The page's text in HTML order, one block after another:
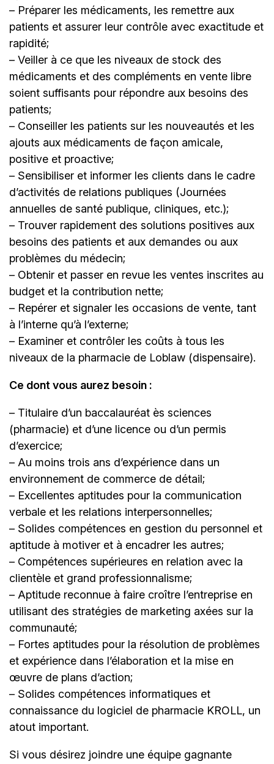
– Préparer les médicaments, les remettre aux
patients et assurer leur contrôle avec exactitude et
rapidité;
– Veiller à ce que les niveaux de stock des
médicaments et des compléments en vente libre
soient suffisants pour répondre aux besoins des
patients;
– Conseiller les patients sur les nouveautés et les
ajouts aux médicaments de façon amicale,
positive et proactive;
– Sensibiliser et informer les clients dans le cadre
d’activités de relations publiques (Journées
annuelles de santé publique, cliniques, etc.);
– Trouver rapidement des solutions positives aux
besoins des patients et aux demandes ou aux
problèmes du médecin;
– Obtenir et passer en revue les ventes inscrites au
budget et la contribution nette;
– Repérer et signaler les occasions de vente, tant
à l’interne qu’à l’externe;
– Examiner et contrôler les coûts à tous les
niveaux de la pharmacie de Loblaw (dispensaire).
Ce dont vous aurez besoin :
– Titulaire d’un baccalauréat ès sciences
(pharmacie) et d’une licence ou d’un permis
d’exercice;
– Au moins trois ans d’expérience dans un
environnement de commerce de détail;
– Excellentes aptitudes pour la communication
verbale et les relations interpersonnelles;
– Solides compétences en gestion du personnel et
aptitude à motiver et à encadrer les autres;
– Compétences supérieures en relation avec la
clientèle et grand professionnalisme;
– Aptitude reconnue à faire croître l’entreprise en
utilisant des stratégies de marketing axées sur la
communauté;
– Fortes aptitudes pour la résolution de problèmes
et expérience dans l’élaboration et la mise en
œuvre de plans d’action;
– Solides compétences informatiques et
connaissance du logiciel de pharmacie KROLL, un
atout important.
Si vous désirez joindre une équipe gagnante